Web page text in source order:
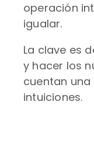
operación
igualar.
La clave es
y hacer los
cuentan
intuiciones.